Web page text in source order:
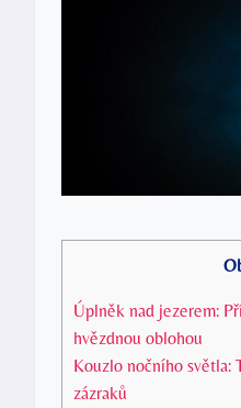
Úplněk nad jezerem:
hvězdnou oblohou
Kouzlo nočního světla:
zázraků